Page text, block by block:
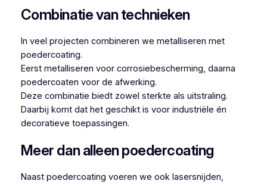
Combinatie van technieken
In veel projecten combineren we metalliseren met
poedercoating.
Eerst metalliseren voor corrosiebescherming, daarna
poedercoaten voor de afwerking.
Deze combinatie biedt zowel sterkte als uitstraling.
Daarbij komt dat het geschikt is voor industriële én
decoratieve toepassingen.
Meer dan alleen poedercoating
Naast poedercoating voeren we ook lasersnijden,